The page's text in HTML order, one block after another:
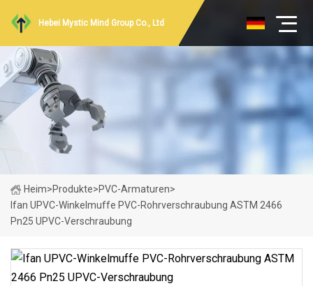
Hebei Mystic Mind Group Co., Ltd
Heim>Produkte>PVC-Armaturen>
Ifan UPVC-Winkelmuffe PVC-Rohrverschraubung ASTM 2466
Pn25 UPVC-Verschraubung